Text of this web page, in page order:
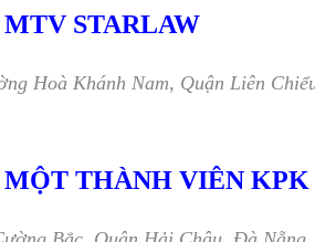
STARLAW
Hoà Khánh Nam, Quận Liên
THÀNH VIÊN KPK